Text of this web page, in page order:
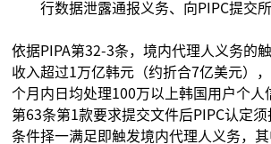
行数据泄露通报义务、向PIPC提交所
依据PIPA第32-3条，境内代理人义务的
收入超过1万亿韩元（约折合7亿美元）
个月内日均处理100万以上韩国用户个人
第63条第1款要求提交文件后PIPC认定
条件择一满足即触发境内代理人义务，